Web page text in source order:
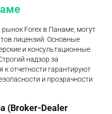
Forex в Панаме, могут
лицензий. Основные
и консультационные
надзор за
к отчетности гарантируют
и прозрачности
(Broker-Dealer